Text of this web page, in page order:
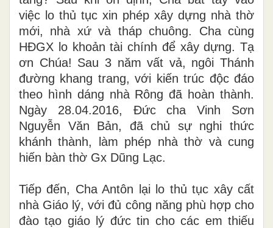
việc lo thủ tục xin phép xây dựng nhà thờ
mới, nhà xứ và tháp chuông. Cha cùng
HĐGX lo khoản tài chính để xây dựng. Tạ
ơn Chúa! Sau 3 năm vất vả, ngôi Thánh
đường khang trang, với kiến trúc độc đáo
theo hình dáng nhà Rông đã hoàn thành.
Ngày 28.04.2016, Đức cha Vinh Sơn
Nguyễn Văn Bản, đã chủ sự nghi thức
khánh thành, làm phép nhà thờ và cung
hiến bàn thờ Gx Dũng Lạc.
Tiếp đến, Cha Antôn lại lo thủ tục xây cất
nhà Giáo lý, với đủ công năng phù hợp cho
đào tạo giáo lý đức tin cho các em thiếu